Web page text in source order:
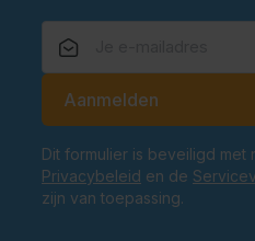
Aanmelden
Dit formulier is beveiligd met
Privacybeleid en de
zijn van toepassing.